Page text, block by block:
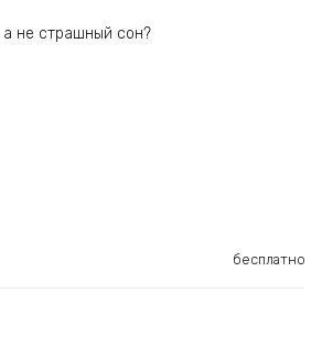
не страшный сон?
бесплатно